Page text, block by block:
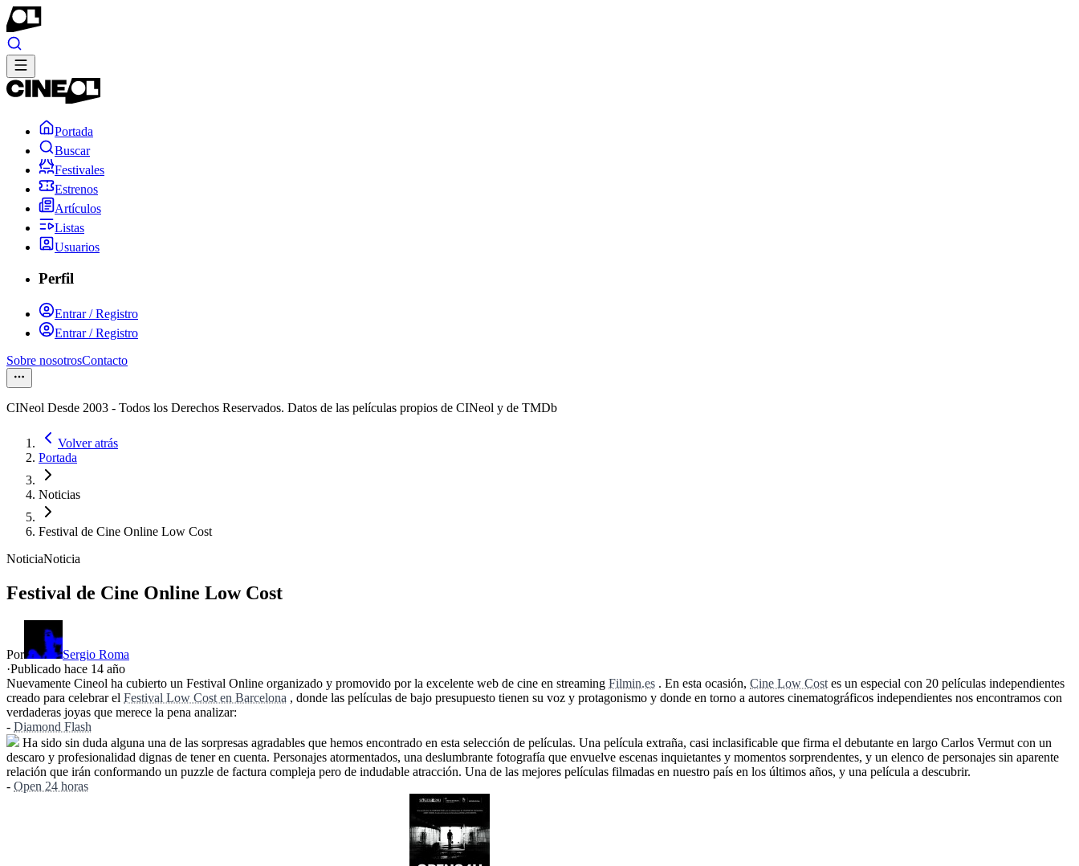
Portada
Buscar
Festivales
Estrenos
Artículos
Listas
Usuarios
Perfil
Entrar / Registro
Entrar / Registro
Sobre nosotrosContacto
CINeol Desde 2003 - Todos los Derechos Reservados. Datos de las películas propios de CINeol y de TMDb
Volver atrás
Portada
Noticias
Festival de Cine Online Low Cost
NoticiaNoticia
Festival de Cine Online Low Cost
Por
Sergio Roma
·Publicado hace 14 año
Nuevamente Cineol ha cubierto un Festival Online organizado y promovido por la excelente web de cine en streaming Filmin.es . En esta ocasión, Cine Low Cost es un especial con 20 películas independientes
creado para celebrar el Festival Low Cost en Barcelona , donde las películas de bajo presupuesto tienen su voz y protagonismo y donde en torno a autores cinematográficos independientes nos encontramos con
verdaderas joyas que merece la pena analizar:
- Diamond Flash
Ha sido sin duda alguna una de las sorpresas agradables que hemos encontrado en esta selección de películas. Una película extraña, casi inclasificable que firma el debutante en largo Carlos Vermut con un
descaro y profesionalidad dignas de tener en cuenta. Personajes atormentados, una deslumbrante fotografía que envuelve escenas inquietantes y momentos sorprendentes, y un elenco de personajes sin aparente
relación que irán conformando un puzzle de factura compleja pero de indudable atracción. Una de las mejores películas filmadas en nuestro país en los últimos años, y una película a descubrir.
- Open 24 horas